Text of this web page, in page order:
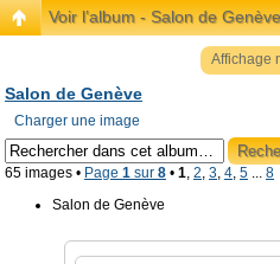
Voir l’album - Salon de Genève
Affichage
Salon de Genève
Charger une image
65 images • Page 1 sur 8 • 1, 2, 3, 4, 5 ... 8
Salon de Genève